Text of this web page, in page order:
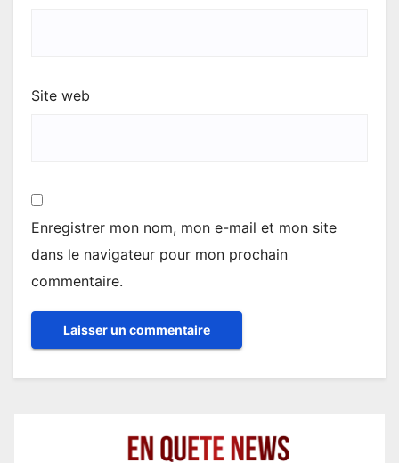
Site web
Enregistrer mon nom, mon e-mail et mon site
dans le navigateur pour mon prochain
commentaire.